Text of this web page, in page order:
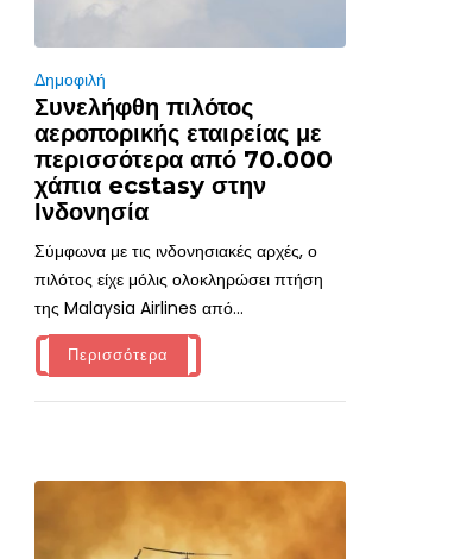
Δημοφιλή
Συνελήφθη πιλότος
αεροπορικής εταιρείας με
περισσότερα από 70.000
χάπια ecstasy στην
Ινδονησία
Σύμφωνα με τις ινδονησιακές αρχές, ο
πιλότος είχε μόλις ολοκληρώσει πτήση
της Malaysia Airlines από...
Περισσότερα